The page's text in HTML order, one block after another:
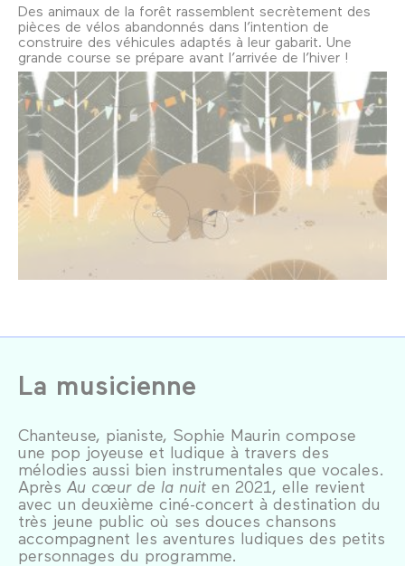
Des animaux de la forêt rassemblent secrètement des
pièces de vélos abandonnés dans l’intention de
construire des véhicules adaptés à leur gabarit. Une
grande course se prépare avant l’arrivée de l’hiver !
La musicienne
Chanteuse, pianiste, Sophie Maurin compose
une pop joyeuse et ludique à travers des
mélodies aussi bien instrumentales que vocales.
Après Au cœur de la nuit en 2021, elle revient
avec un deuxième ciné-concert à destination du
très jeune public où ses douces chansons
accompagnent les aventures ludiques des petits
personnages du programme.